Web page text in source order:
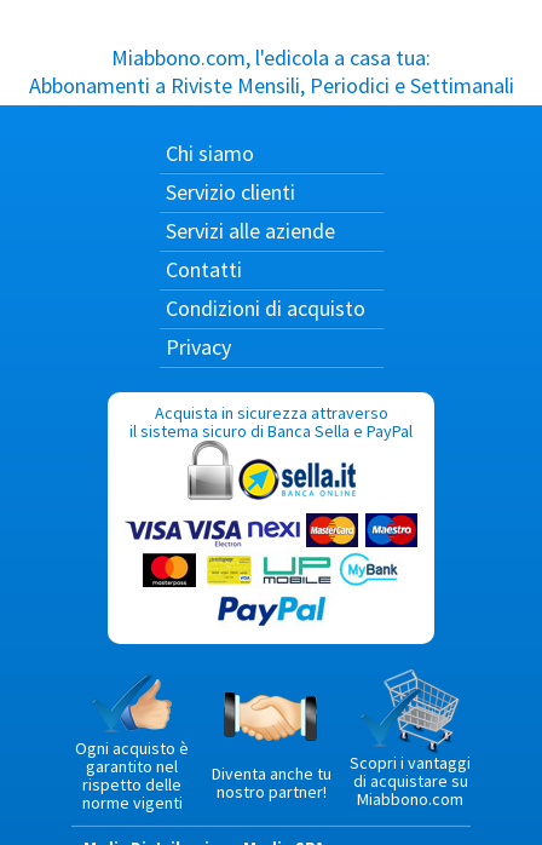
Miabbono.com, l'edicola a casa tua:
Abbonamenti a Riviste Mensili, Periodici e Settimanali
Chi siamo
Servizio clienti
Servizi alle aziende
Contatti
Condizioni di acquisto
Privacy
Acquista in sicurezza attraverso
il sistema sicuro di Banca Sella e PayPal
Ogni acquisto è
garantito nel
rispetto delle
norme vigenti
Diventa anche tu
nostro partner!
Scopri i vantaggi
di acquistare su
Miabbono.com